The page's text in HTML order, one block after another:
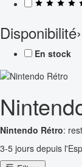
Disponibilité›
En stock
Nintendo Rétro:
3-5 jours depuis